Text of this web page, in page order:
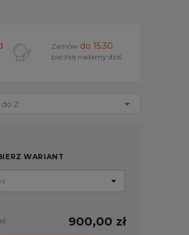
Zamów do 15.30
paczkę nadamy dziś
do Z 
WARIANT
900,00 zł